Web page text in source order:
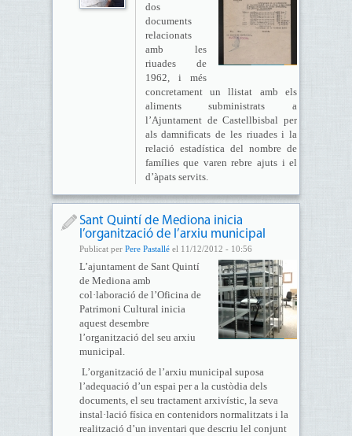
dos
documents
relacionats
amb les
riuades de
1962, i més
concretament un llistat amb els
aliments subministrats a
l’Ajuntament de Castellbisbal per
als damnificats de les riuades i la
relació estadística del nombre de
famílies que varen rebre ajuts i el
d’àpats servits.
Sant Quintí de Mediona inicia
l’organització de l’arxiu municipal
Publicat per Pere Pastalléel 11/12/2012 - 10:56
L’ajuntament de Sant Quintí
de Mediona amb
col·laboració de l’Oficina de
Patrimoni Cultural inicia
aquest desembre
l’organització del seu arxiu
municipal.
L’organització de l’arxiu municipal suposa
l’adequació d’un espai per a la custòdia dels
documents, el seu tractament arxivístic, la seva
instal·lació física en contenidors normalitzats i la
realització d’un inventari que descriu lel conjunt